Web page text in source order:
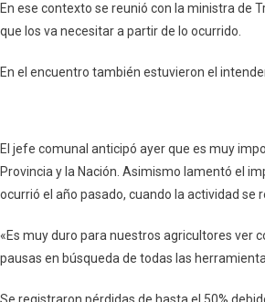
En ese contexto se reunió con la ministra de
que los va necesitar a partir de lo ocurrido.
En el encuentro también estuvieron el
El jefe comunal anticipó ayer que es muy
Provincia y la Nación. Asimismo lamentó el
ocurrió el año pasado, cuando la actividad
«Es muy duro para nuestros agricultores ver
pausas en búsqueda de todas las